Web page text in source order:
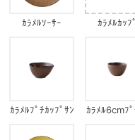
ｶﾗﾒﾙｿｰｻｰ ｶﾗﾒﾙｶｯﾌﾟ
ｶﾗﾒﾙﾌﾟﾁｶｯﾌﾟｻﾝ
ｶﾗﾒﾙ6cmﾌ